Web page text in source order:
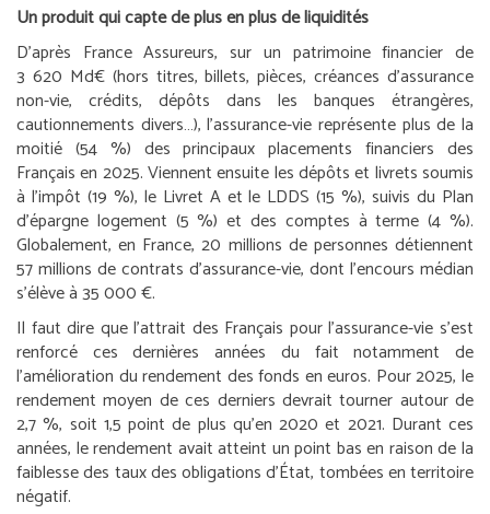
Un produit qui capte de plus en plus de liquidités
D’après France Assureurs, sur un patrimoine financier de
3 620 Md€ (hors titres, billets, pièces, créances d’assurance
non-vie, crédits, dépôts dans les banques étrangères,
cautionnements divers…), l’assurance-vie représente plus de la
moitié (54 %) des principaux placements financiers des
Français en 2025. Viennent ensuite les dépôts et livrets soumis
à l’impôt (19 %), le Livret A et le LDDS (15 %), suivis du Plan
d’épargne logement (5 %) et des comptes à terme (4 %).
Globalement, en France, 20 millions de personnes détiennent
57 millions de contrats d’assurance-vie, dont l’encours médian
s’élève à 35 000 €.
Il faut dire que l’attrait des Français pour l’assurance-vie s’est
renforcé ces dernières années du fait notamment de
l’amélioration du rendement des fonds en euros. Pour 2025, le
rendement moyen de ces derniers devrait tourner autour de
2,7 %, soit 1,5 point de plus qu’en 2020 et 2021. Durant ces
années, le rendement avait atteint un point bas en raison de la
faiblesse des taux des obligations d’État, tombées en territoire
négatif.